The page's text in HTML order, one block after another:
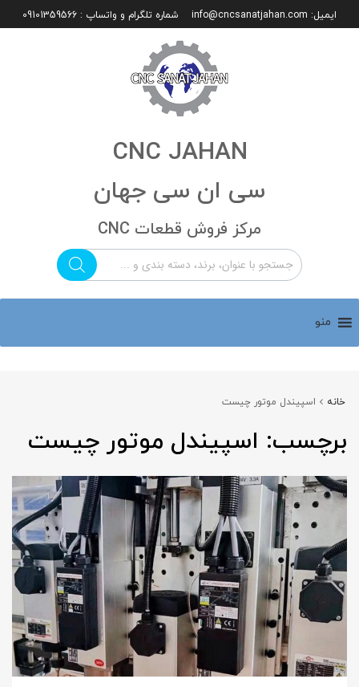
ایمیل: info@cncsanatjahan.com شماره تلگرام و واتساپ : 09101359566
CNC JAHAN
سی ان سی جهان
مرکز فروش قطعات CNC
منو
خانه اسپیندل موتور چیست
برچسب: اسپیندل موتور چیست